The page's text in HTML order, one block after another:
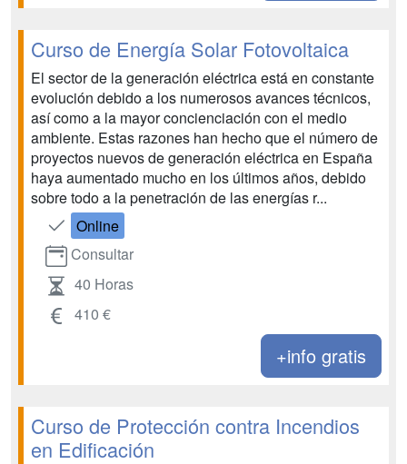
Curso de Energía Solar Fotovoltaica
El sector de la generación eléctrica está en constante
evolución debido a los numerosos avances técnicos,
así como a la mayor concienciación con el medio
ambiente. Estas razones han hecho que el número de
proyectos nuevos de generación eléctrica en España
haya aumentado mucho en los últimos años, debido
sobre todo a la penetración de las energías r...
Online
Consultar
40 Horas
410 €
+info gratis
Curso de Protección contra Incendios
en Edificación